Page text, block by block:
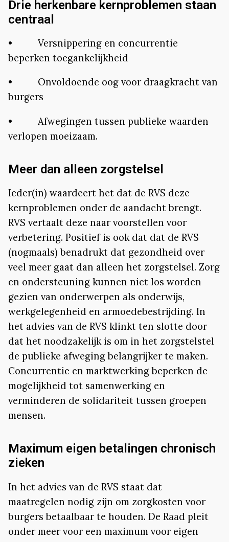
Drie herkenbare kernproblemen staan
centraal
• Versnippering en concurrentie
beperken toegankelijkheid
• Onvoldoende oog voor draagkracht van
burgers
• Afwegingen tussen publieke waarden
verlopen moeizaam.
Meer dan alleen zorgstelsel
Ieder(in) waardeert het dat de RVS deze
kernproblemen onder de aandacht brengt.
RVS vertaalt deze naar voorstellen voor
verbetering. Positief is ook dat dat de RVS
(nogmaals) benadrukt dat gezondheid over
veel meer gaat dan alleen het zorgstelsel. Zorg
en ondersteuning kunnen niet los worden
gezien van onderwerpen als onderwijs,
werkgelegenheid en armoedebestrijding. In
het advies van de RVS klinkt ten slotte door
dat het noodzakelijk is om in het zorgstelstel
de publieke afweging belangrijker te maken.
Concurrentie en marktwerking beperken de
mogelijkheid tot samenwerking en
verminderen de solidariteit tussen groepen
mensen.
Maximum eigen betalingen chronisch
zieken
In het advies van de RVS staat dat
maatregelen nodig zijn om zorgkosten voor
burgers betaalbaar te houden. De Raad pleit
onder meer voor een maximum voor eigen